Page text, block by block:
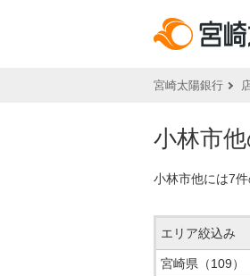
宮崎太陽銀行
小林市
小林市他には7
エリア絞込み
宮崎県 （109）